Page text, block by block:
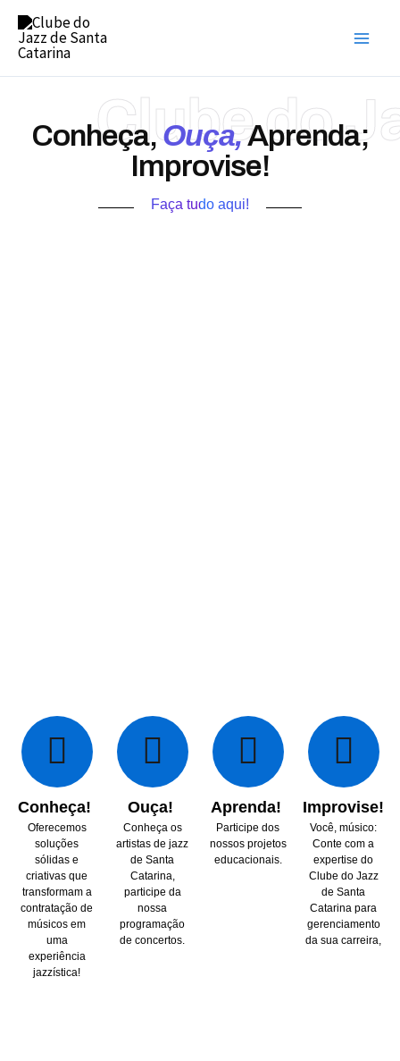
para
Clube do
Conheça,Ouça,Aprenda;
Improvise!
Faça tudo aqui!
Conheça!
Oferecemos
soluções
sólidas e
criativas que
transformam a
contratação de
músicos em
uma
experiência
jazzística!
Ouça!
Conheça os
artistas de jazz
de Santa
Catarina,
participe da
nossa
programação
de concertos.
Aprenda!
Participe dos
nossos projetos
educacionais.
Improvise!
Você, músico:
Conte com a
expertise do
Clube do Jazz
de Santa
Catarina para
gerenciamento
da sua carreira,